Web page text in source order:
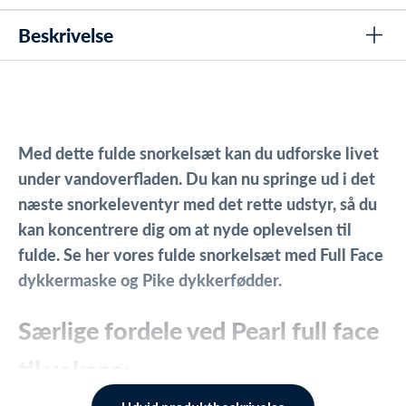
Beskrivelse
Med dette fulde snorkelsæt kan du udforske livet
under vandoverfladen. Du kan nu springe ud i det
næste snorkeleventyr med det rette udstyr, så du
kan koncentrere dig om at nyde oplevelsen til
fulde. Se her vores fulde snorkelsæt med Full Face
dykkermaske og Pike dykkerfødder.
Særlige fordele ved Pearl full face
Hvis du vil have totalt komfort når du dykker eller